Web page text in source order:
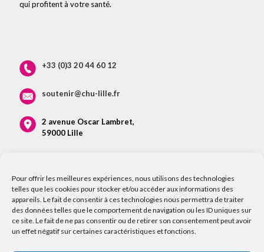
Pour offrir les meilleures expériences, nous utilisons des technologies
telles que les cookies pour stocker et/ou accéder aux informations des
appareils. Le fait de consentir à ces technologies nous permettra de traiter
des données telles que le comportement de navigation ou les ID uniques sur
ce site. Le fait de ne pas consentir ou de retirer son consentement peut avoir
un effet négatif sur certaines caractéristiques et fonctions.
qui profitent à votre santé.
+33 (0)3 20 44 60 12
soutenir@chu-lille.fr
2 avenue Oscar Lambret,
59000 Lille